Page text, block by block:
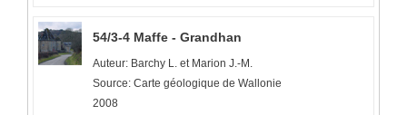
54/3-4 Maffe - Grandhan
Auteur: Barchy L. et Marion J.-M.
Source: Carte géologique de Wallonie
2008